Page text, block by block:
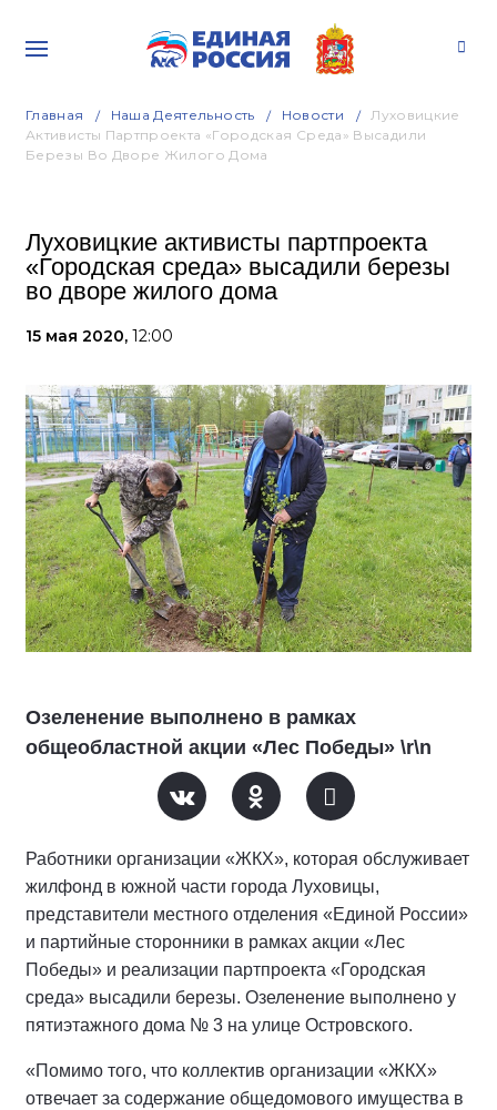
Главная Наша Деятельность Новости
Луховицкие
Активисты Партпроекта «Городская Среда» Высадили
Березы Во Дворе Жилого Дома
Луховицкие активисты партпроекта
«Городская среда» высадили березы
во дворе жилого дома
15 мая 2020, 12:00
Озеленение выполнено в рамках
общеобластной акции «Лес Победы» \r\n
Работники организации «ЖКХ», которая обслуживает
жилфонд в южной части города Луховицы,
представители местного отделения «Единой России»
и партийные сторонники в рамках акции «Лес
Победы» и реализации партпроекта «Городская
среда» высадили березы. Озеленение выполнено у
пятиэтажного дома № 3 на улице Островского.
«Помимо того, что коллектив организации «ЖКХ»
отвечает за содержание общедомового имущества в